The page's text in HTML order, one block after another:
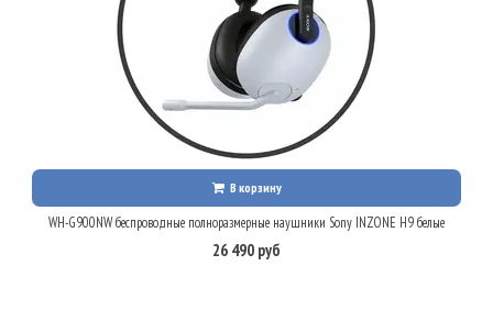
В корзину
WH-G900NW беспроводные полноразмерные наушники Sony INZONE H9 белые
26 490 руб